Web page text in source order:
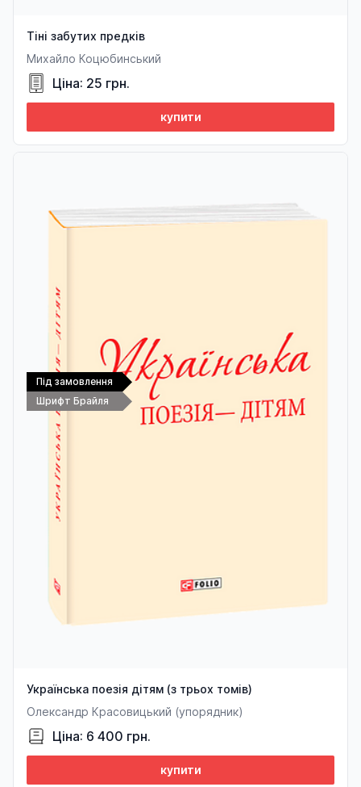
Тіні забутих предків
Михайло Коцюбинський
Ціна: 25 грн.
купити
Шрифт Брайля
Під замовлення
Українська поезія дітям (з трьох томів)
Олександр Красовицький (упорядник)
Ціна: 6 400 грн.
купити